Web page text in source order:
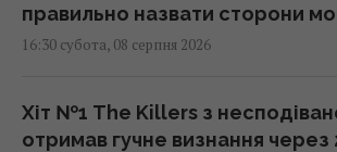
правильно назвати сторони
16:30 субота, 08 серпня 2026
Хіт №1 The Killers з
отримав гучне визнання через